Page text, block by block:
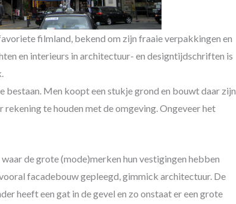
filmland, bekend om zijn fraaie verpakkingen en
en interieurs in architectuur- en designtijdschriften is
Men koopt een stukje grond en bouwt daar zijn
te houden met de omgeving. Ongeveer het
de grote (mode)merken hun vestigingen hebben
facadebouw gepleegd, gimmick architectuur. De
heeft een gat in de gevel en zo onstaat er een grote